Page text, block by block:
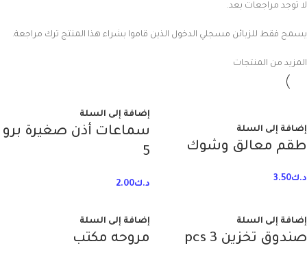
لا توجد مراجعات بعد.
يسمح فقط للزبائن مسجلي الدخول الذين قاموا بشراء هذا المنتج ترك مراجعة.
المزيد من المنتجات
إضافة إلى السلة
طقم معالق وشوك
د.ك3.50
إضافة إلى السلة
سماعات أذن صغيرة برو
5
د.ك2.00
إضافة إلى السلة
صندوق تخزين 3 pcs
إضافة إلى السلة
مروحه مكتب